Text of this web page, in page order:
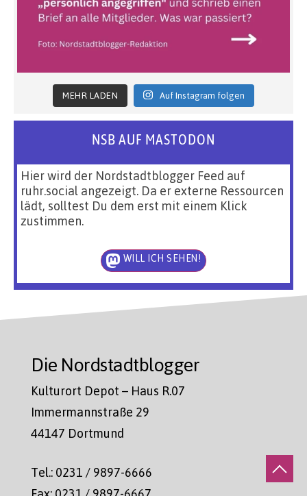
MEHR LADEN Auf Instagram folgen
NSB AUF MASTODON
Hier wird der Nordstadtblogger Feed auf
ruhr.social angezeigt. Da er externe Ressourcen
lädt, solltest Du dem erst mit einem Klick
zustimmen.
WILL ICH SEHEN!
Die Nordstadtblogger
Kulturort Depot – Haus R.07
Immermannstraße 29
44147 Dortmund
Tel.: 0231 / 9897-6666
Fax: 0231 / 9897-6667